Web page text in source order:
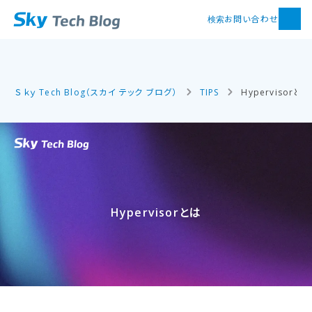
検索お問い合わせ
Ｓｋｙ Tech Blog（スカイ テック ブログ） TIPS Hypervisorとは
Hypervisorとは